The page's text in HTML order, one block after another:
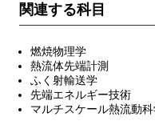
関連する科目
燃焼物理学
熱流体先端計測
ふく射輸送学
先端エネルギー技術
マルチスケール熱流動